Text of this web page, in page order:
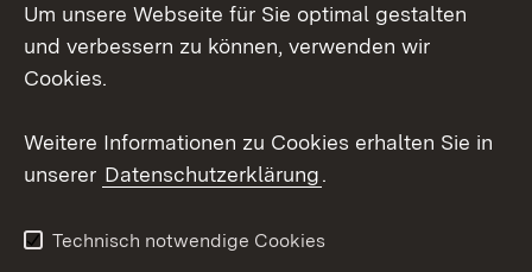
X / Twitter
Youtube
Kontakt
Datenschutz
Barrierefreiheit
Um unsere Webseite für Sie optimal gestalten
und verbessern zu können, verwenden wir
Cookies.
Weitere Informationen zu Cookies erhalten Sie in
unserer Datenschutzerklärung.
Technisch notwendige Cookies